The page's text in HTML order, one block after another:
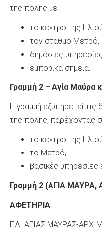
της πόλης με:
το κέντρο της
τον σταθμό Μετρό,
δημόσιες
εμπορικά σημεία.
Γραμμή 2 – Αγία Μαύρα
Η γραμμή εξυπηρετεί τις
της πόλης, παρέχοντας
το κέντρο της
το Μετρό,
βασικές υπηρεσίες
Γραμμή 2 (ΑΓΙΑ ΜΑΥΡΑ,
ΑΦΕΤΗΡΙΑ:
ΠΛ. ΑΓΙΑΣ ΜΑΥΡΑΣ-